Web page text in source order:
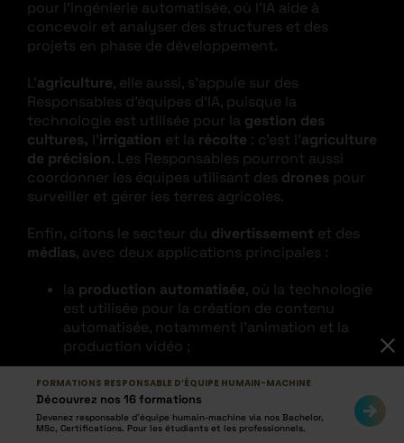
pour l’ingénierie automatisée, où l’IA aide à
concevoir et analyser des structures et des
projets en phase de développement.
L’agriculture, elle aussi, s’appuie sur des
Responsables d’équipes d’IA, puisque la
technologie est utilisée pour la gestion des
cultures, l’irrigation et la récolte : c’est l’agriculture
de précision. Les Responsables pourront aussi
coordonner les équipes utilisant des drones pour
surveiller et gérer les terres agricoles.
Enfin, citons le secteur du divertissement et des
médias, avec deux applications principales :
la production automatisée, où la technologie
est utilisée pour la création de contenu
automatisée, notamment l’animation et la
production vidéo ;
les projets intégrant la r
réalité augmentée
FORMATIONS RESPONSABLE D’ÉQUIPE HUMAIN-MACHINE
Découvrez nos 16 formations
Devenez responsable d’équipe humain-machine via nos Bachelor,
MSc, Certifications. Pour les étudiants et les professionnels.